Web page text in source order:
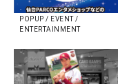
POPUP / EVENT /
ENTERTAINMENT